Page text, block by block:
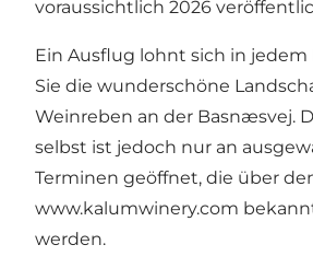
voraussichtlich 2026
Ein Ausflug lohnt sich in jedem
Sie die wunderschöne
Weinreben an der Basnæsvej.
selbst ist jedoch nur an
Terminen geöffnet, die über
www.kalumwinery.com
werden.